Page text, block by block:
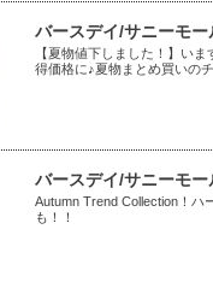
バースデイ/サニーモー
【夏物値下しました！】い
得価格に♪夏物まとめ買いのチ
バースデイ/サニーモー
Autumn Trend Collection！ハ
も！！